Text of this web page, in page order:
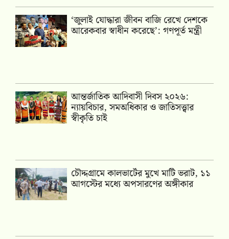
‘জুলাই যোদ্ধারা জীবন বাজি রেখে দেশকে
আরেকবার স্বাধীন করেছে’: গণপূর্ত মন্ত্রী
আন্তর্জাতিক আদিবাসী দিবস ২০২৬:
ন্যায়বিচার, সমঅধিকার ও জাতিসত্ত্বার
স্বীকৃতি চাই
চৌদ্দগ্রামে কালভার্টের মুখে মাটি ভরাট, ১১
আগস্টের মধ্যে অপসারণের অঙ্গীকার